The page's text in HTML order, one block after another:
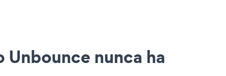
nunca ha